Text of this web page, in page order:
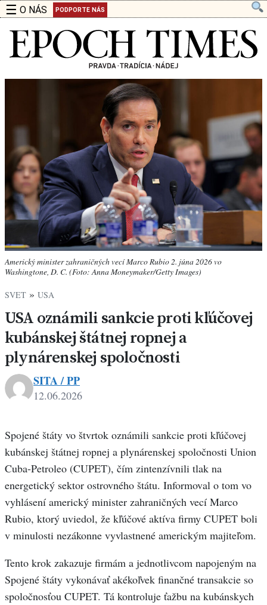
☰ O NÁS PODPORTE NÁS
Americký minister zahraničných vecí Marco Rubio 2. júna 2026 vo
Washingtone, D. C. (Foto: Anna Moneymaker/Getty Images)
SVET » USA
USA oznámili sankcie proti kľúčovej
kubánskej štátnej ropnej a
plynárenskej spoločnosti
SITA / PP
12.06.2026
Spojené štáty vo štvrtok oznámili sankcie proti kľúčovej
kubánskej štátnej ropnej a plynárenskej spoločnosti Union
Cuba-Petroleo (CUPET), čím zintenzívnili tlak na
energetický sektor ostrovného štátu. Informoval o tom vo
vyhlásení americký minister zahraničných vecí Marco
Rubio, ktorý uviedol, že kľúčové aktíva firmy CUPET boli
v minulosti nezákonne vyvlastnené americkým majiteľom.
Tento krok zakazuje firmám a jednotlivcom napojeným na
Spojené štáty vykonávať akékoľvek finančné transakcie so
spoločnosťou CUPET. Tá kontroluje ťažbu na kubánskych